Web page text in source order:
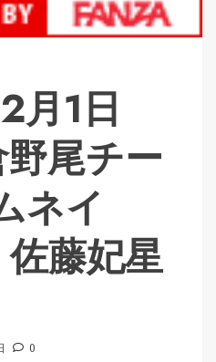
月1日
野尾チー
ネイ
藤妃星
0